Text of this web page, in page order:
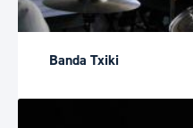
Banda Txiki